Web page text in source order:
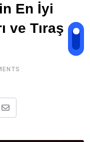
En İyi
ve Tıraş
Share